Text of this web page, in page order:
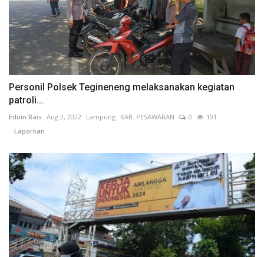
Personil Polsek Tegineneng melaksanakan kegiatan
patroli...
Eduin Rais Aug 2, 2022 Lampung KAB. PESAWARAN 0
101
Laporkan